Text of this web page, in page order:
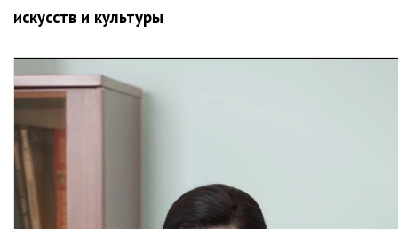
искусств и культуры